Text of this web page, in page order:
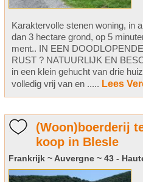
Karaktervolle stenen woning, in
dan 3 hectare grond, op 5
ment.. IN EEN
RUST ? NATUURLIJK EN
in een klein gehucht van drie
volledig vrij van en ..... Lees
(Woon)boerderij
koop in Blesle
Frankrijk ~ Auvergne ~ 43 -